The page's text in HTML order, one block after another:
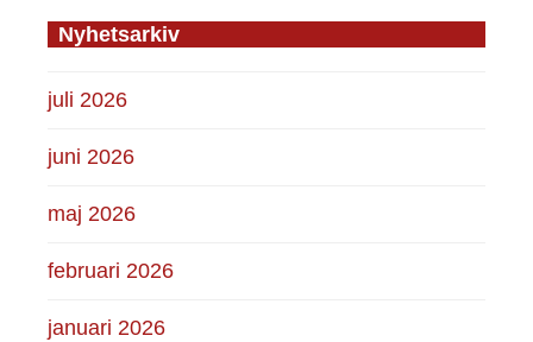
Nyhetsarkiv
juli 2026
juni 2026
maj 2026
februari 2026
januari 2026